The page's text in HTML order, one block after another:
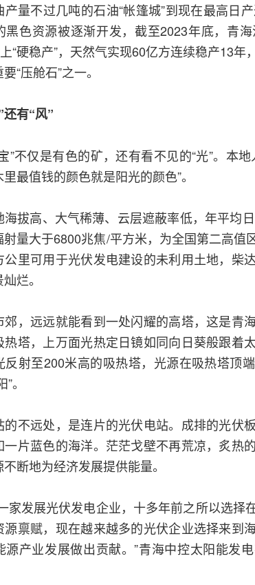
产量不过几吨的石油“帐篷城”到现在最高日
黑色资源被逐渐开发，截至2023年底，青
“硬稳产”，天然气实现60亿方连续稳产13
“压舱石”之一。
有“风”
”不仅是有色的矿，还有看不见的“光”。本
最值钱的颜色就是阳光的颜色”。
海拔高、大气稀薄、云层遮蔽率低，年平均
射量大于6800兆焦/平方米，为全国第二高值
公里可用于光伏发电建设的未利用土地，柴
烂。
郊，远远就能看到一处闪耀的高塔，这是青
热塔，上万面光热定日镜如同向日葵般跟着
反射至200米高的吸热塔，光源在吸热塔顶
。
的不远处，是连片的光伏电站。成排的光伏
一片蓝色的海洋。茫茫戈壁不再荒凉，炙热
断地为经济发展提供能量。
家发展光伏发电企业，十多年前之所以选择
源禀赋，现在越来越多的光伏企业选择来到
源产业发展做出贡献。”青海中控太阳能发